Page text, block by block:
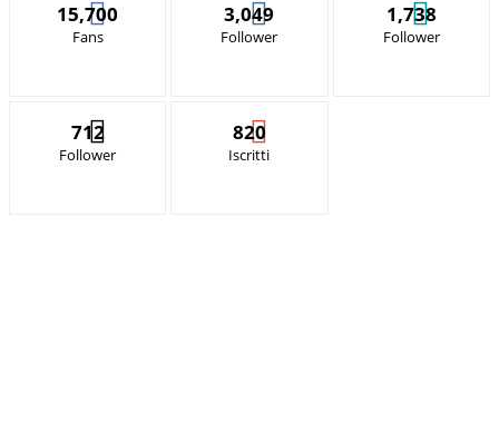
15,700
Fans
3,049
Follower
1,738
Follower
712
Follower
820
Iscritti